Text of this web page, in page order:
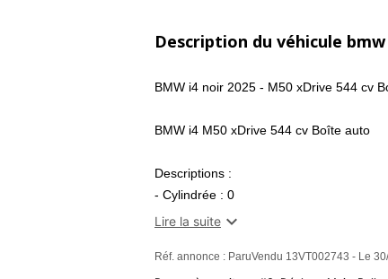
Description du véhicule
BMW i4 noir 2025 - M50 xDrive 544 cv
BMW i4 M50 xDrive 544 cv Boîte auto
Descriptions :
- Cylindrée : 0
- Nombre de rapports : 1
- Longueur : 478
Lire la suite 
Réf. annonce : ParuVendu 13VT002743 - Le